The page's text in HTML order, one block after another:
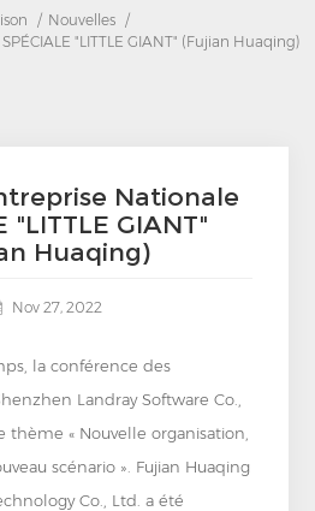
/ Nouvelles
/
"LITTLE GIANT" (Fujian Huaqing)
Nationale
"LITTLE GIANT"
Huaqing)
Nov 27, 2022
la conférence des
Landray Software Co.,
thème « Nouvelle organisation,
scénario ». Fujian Huaqing
Co., Ltd. a été